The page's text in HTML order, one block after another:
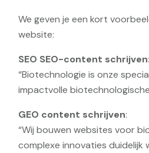
We geven je een kort
website:
SEO SEO-content schrijven:
“Biotechnologie is onze
impactvolle
GEO content schrijven:
“Wij bouwen websites voor
complexe innovaties duidelijk